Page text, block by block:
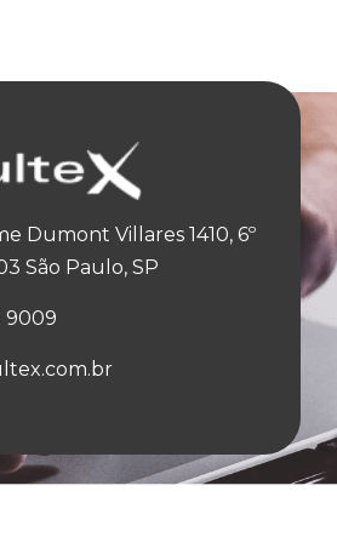
Dumont Villares 1410, 6º
São Paulo, SP
9009